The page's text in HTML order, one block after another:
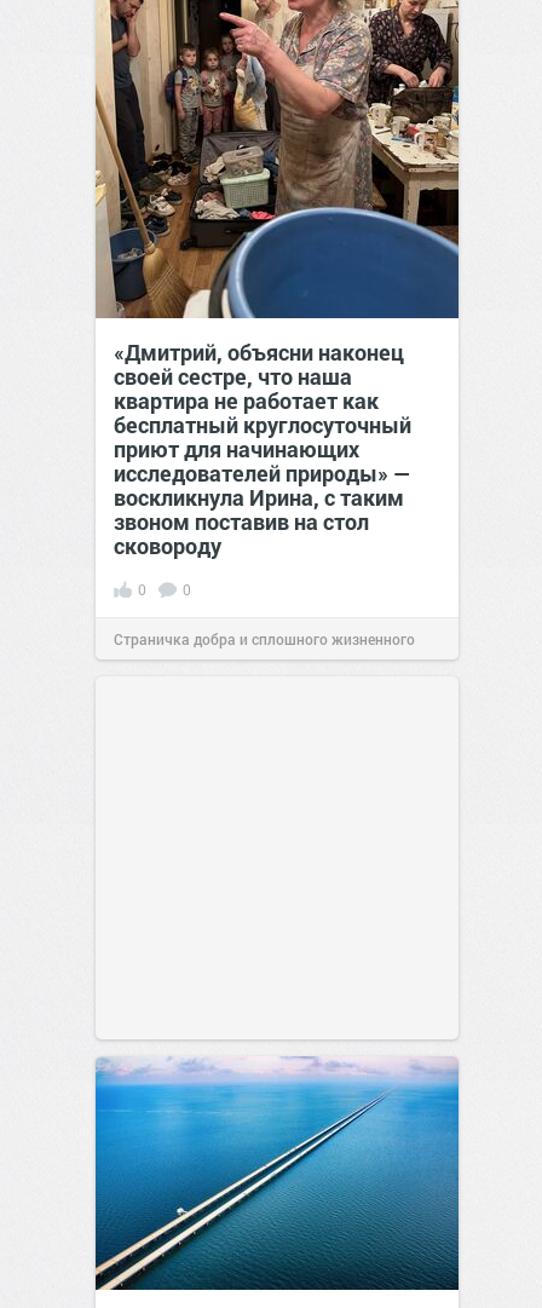
«Дмитрий, объясни наконец
своей сестре, что наша
квартира не работает как
бесплатный круглосуточный
приют для начинающих
исследователей природы» —
воскликнула Ирина, с таким
звоном поставив на стол
сковороду
0 0
Страничка добра и сплошного жизненного